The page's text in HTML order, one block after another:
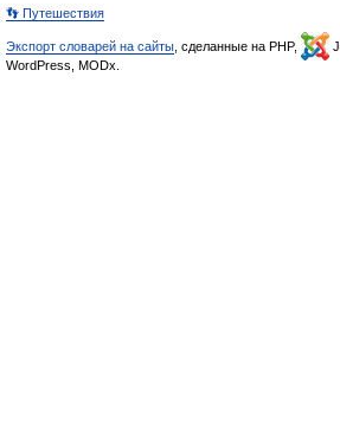
👣 Путешествия
Экспорт словарей на сайты , сделанные на PHP,
WordPress, MODx.